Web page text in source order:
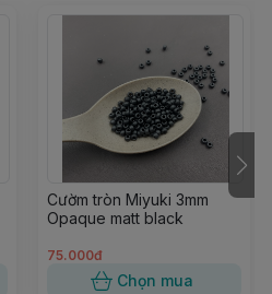
Cườm tròn Miyuki 3mm
Opaque matt black
75.000đ
Chọn mua